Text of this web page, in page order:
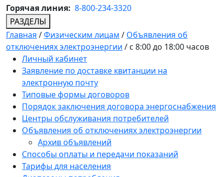
Горячая линия: 8-800-234-3320
РАЗДЕЛЫ
Главная /Физическим лицам / Объявления об
отключениях электроэнергии / с 8:00 до 18:00 часов
Личный кабинет
Заявление по доставке квитанции на
электронную почту
Типовые формы договоров
Порядок заключения договора энергоснабжения
Центры обслуживания потребителей
Объявления об отключениях электроэнергии
Архив объявлений
Способы оплаты и передачи показаний
Тарифы для населения